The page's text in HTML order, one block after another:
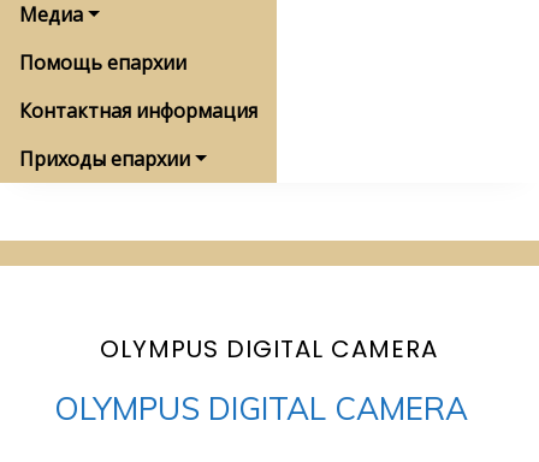
Медиа
Помощь епархии
Контактная информация
Приходы епархии
OLYMPUS DIGITAL CAMERA
OLYMPUS DIGITAL CAMERA